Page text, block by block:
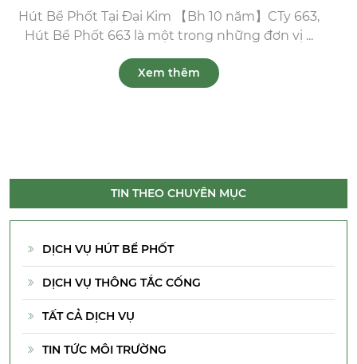
Hút Bể Phốt Tại Đại Kim 【Bh 10 năm】CTy 663,
Hút Bể Phốt 663 là một trong những đơn vị ...
Xem thêm
TIN THEO CHUYÊN MỤC
DỊCH VỤ HÚT BỂ PHỐT
DỊCH VỤ THÔNG TẮC CỐNG
TẤT CẢ DỊCH VỤ
TIN TỨC MÔI TRƯỜNG